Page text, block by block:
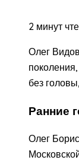
2 минут
Олег
без
Ранние
Олег